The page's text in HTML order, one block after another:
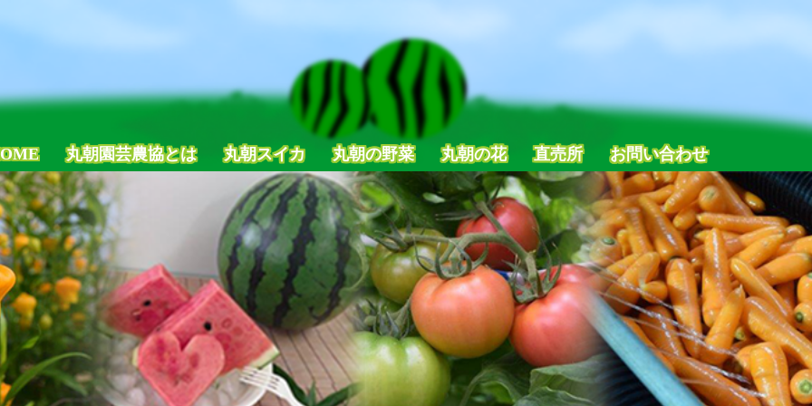
丸朝園芸農協とは 丸朝スイカ 丸朝の野菜 丸朝の花 直売所 お問い合わせ